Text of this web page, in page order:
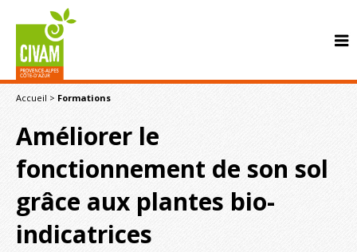
Accueil > Formations
Améliorer le
fonctionnement de son sol
grâce aux plantes bio-
indicatrices